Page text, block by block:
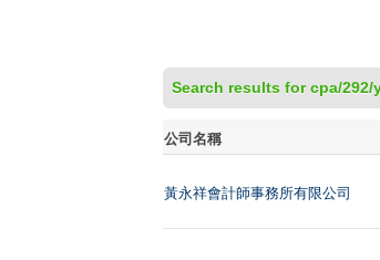
Search results for cpa/292/
公司名稱
黃永祥會計師事務所有限公司